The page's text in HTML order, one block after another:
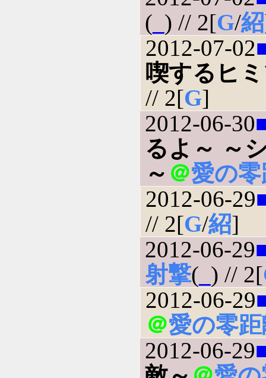
( ) // 2[G/紹
2012-07-02
喫するヒ
// 2[G]
2012-06-30
るよ～ ～
～ ＠愛の
2012-06-29
// 2[G/紹]
2012-06-29
射撃( ) // 2[
2012-06-29
＠愛の零
2012-06-29